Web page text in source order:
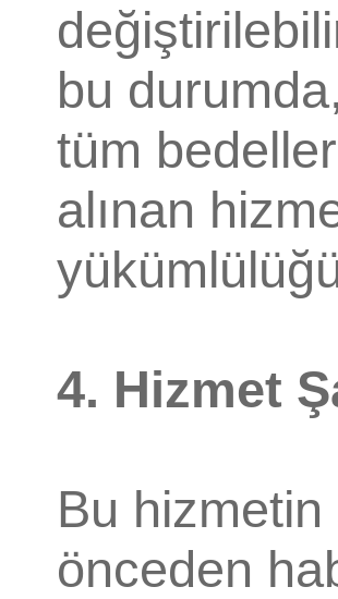
bu
tüm
alınan
4. Hizmet
Bu hizmetin
önceden